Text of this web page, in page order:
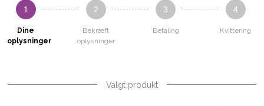
1
Dine
oplysninger
2
Bekræft
oplysninger
3
Betaling
4
Kvittering
Valgt produkt